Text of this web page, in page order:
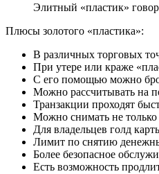
Элитный «пластик»
Плюсы золотого «пластика»:
В различных торговых
При утере или краже
С его помощью можно
Можно рассчитывать на
Транзакции проходят
Можно снимать не
Для владельцев голд
Лимит по снятию
Более безопасное
Есть возможность